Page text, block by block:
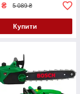
₴ 5 089 ₴
Купити